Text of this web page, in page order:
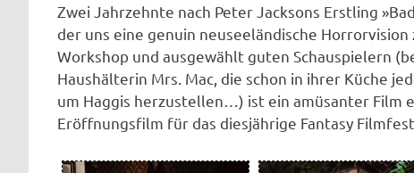
Zwei Jahrzehnte nach Peter Jacksons Erstling
der uns eine genuin neuseeländische
Workshop und ausgewählt guten Schauspielern
Haushälterin Mrs. Mac, die schon in ihrer Küche
um Haggis herzustellen…) ist ein amüsanter Film
Eröffnungsfilm für das diesjährige Fantasy